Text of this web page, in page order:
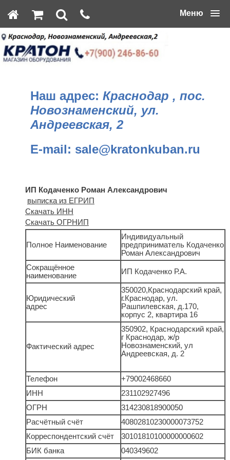
Меню
Наш адрес: Краснодар , пос.
Новознаменский, ул.
Андреевская, 2
E-mail: sale@kratonkuban.ru
ИП Кодаченко Роман Александрович
выписка из ЕГРИП
Скачать ИНН
Скачать ОГРНИП
Полное Наименование
Индивидуальный
предприниматель Кодаченко
Роман Александрович
Сокращённое
наименование
ИП Кодаченко Р.А.
Юридический
адрес
350020,Краснодарский край,
г.Краснодар, ул.
Рашпилевская, д.170,
корпус 2, квартира 16
Фактический адрес
350902, Краснодарский край,
г Краснодар, ж/р
Новознаменский, ул
Андреевская, д. 2
Телефон
+79002468660
ИНН
231102927496
ОГРН
314230818900050
Расчётный счёт
40802810230000073752
Корреспондентский счёт
30101810100000000602
БИК банка
040349602